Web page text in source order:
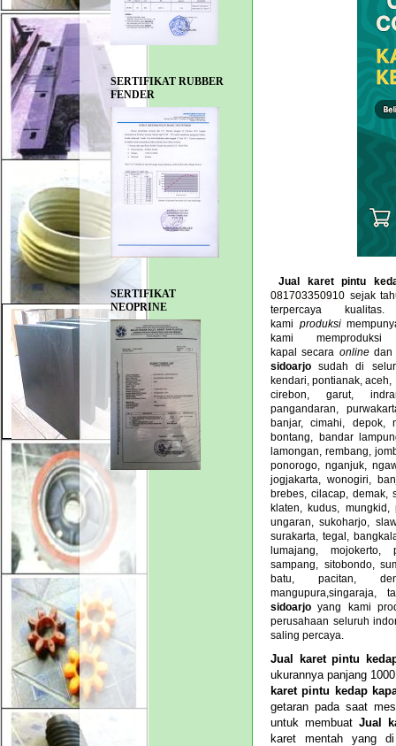
Jual karet pintu
081703350910 sejak
terpercaya
kami produksi
kami
kapal secara online
sidoarjo sudah di
kendari, pontianak,
cirebon, garut,
pangandaran,
banjar, cimahi, depok,
bontang, bandar
lamongan, rembang,
ponorogo, nganjuk,
jogjakarta, wonogiri,
brebes, cilacap, demak,
klaten, kudus,
ungaran, sukoharjo,
surakarta, tegal,
lumajang, mojokerto,
sampang, sitobondo,
batu, pacitan,
mangupura,singaraja,
sidoarjo yang kami
perusahaan seluruh
saling percaya.
Jual karet pintu
ukurannya panjang
karet pintu kedap
getaran pada saat
untuk membuat Jual
karet mentah yang
SERTIFIKAT RUBBER
FENDER
SERTIFIKAT
NEOPRINE